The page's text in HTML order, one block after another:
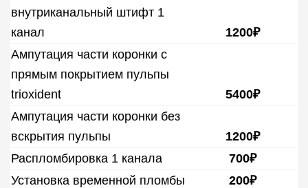
внутриканальный штифт 1
канал
1200₽
Ампутация части коронки с
прямым покрытием пульпы
trioxident
5400₽
Ампутация части коронки без
вскрытия пульпы
1200₽
Распломбировка 1 канала
700₽
Установка временной пломбы
200₽